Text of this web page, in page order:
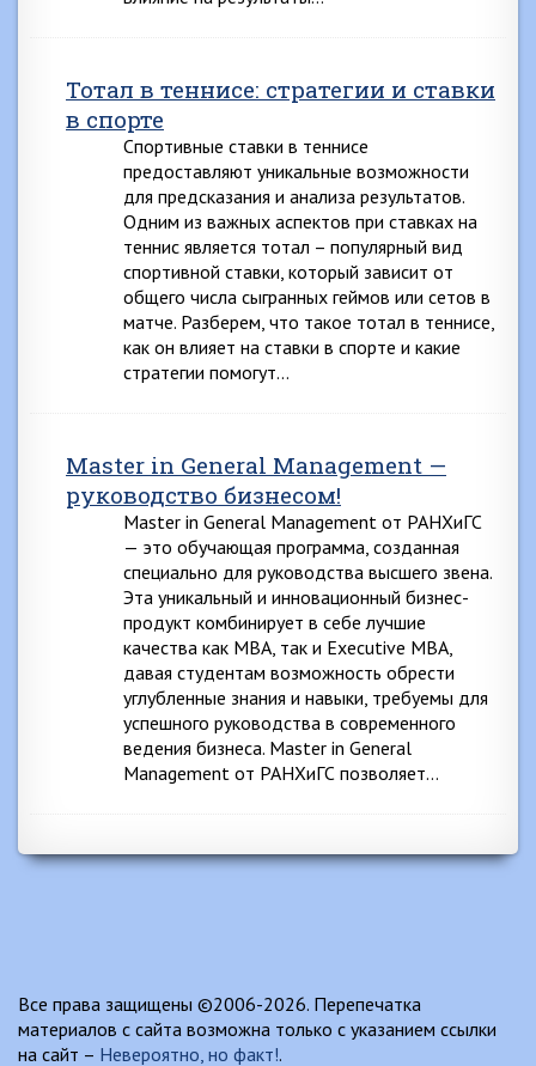
Тотал в теннисе: стратегии и ставки
в спорте
Спортивные ставки в теннисе
предоставляют уникальные возможности
для предсказания и анализа результатов.
Одним из важных аспектов при ставках на
теннис является тотал – популярный вид
спортивной ставки, который зависит от
общего числа сыгранных геймов или сетов в
матче. Разберем, что такое тотал в теннисе,
как он влияет на ставки в спорте и какие
стратегии помогут…
Master in General Management —
руководство бизнесом!
Master in General Management от РАНХиГС
— это обучающая программа, созданная
специально для руководства высшего звена.
Эта уникальный и инновационный бизнес-
продукт комбинирует в себе лучшие
качества как MBA, так и Executive MBA,
давая студентам возможность обрести
углубленные знания и навыки, требуемы для
успешного руководства в современного
ведения бизнеса. Master in General
Management от РАНХиГС позволяет…
Все права защищены ©2006-2026. Перепечатка
материалов с сайта возможна только с указанием ссылки
на сайт – Невероятно, но факт!.